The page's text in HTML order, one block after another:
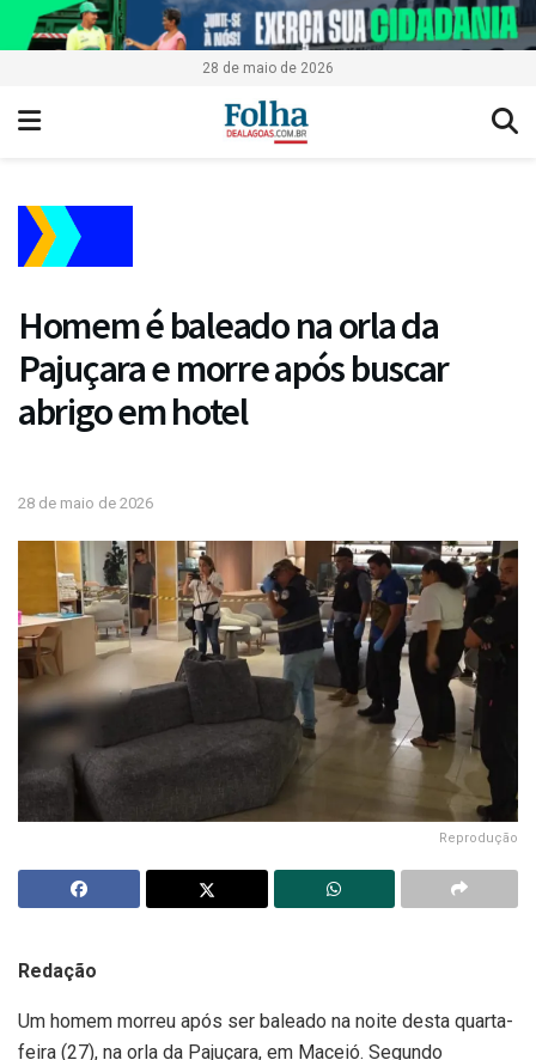
28 de maio de 2026
Homem é baleado na orla da
Pajuçara e morre após buscar
abrigo em hotel
28 de maio de 2026
Reprodução
Redação
Um homem morreu após ser baleado na noite desta quarta-
feira (27), na orla da Pajuçara, em Maceió. Segundo